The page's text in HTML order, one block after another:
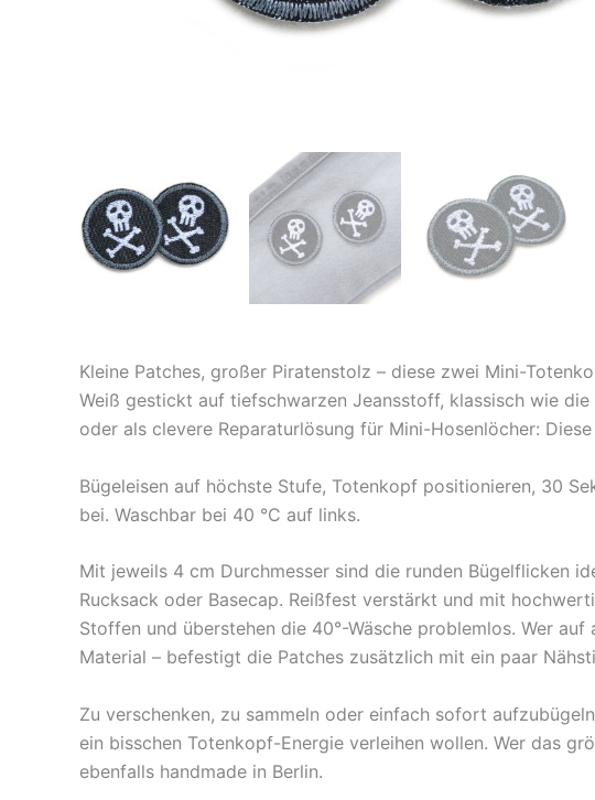
Kleine Patches, großer Piratenstolz – diese zwei Mini-
Weiß gestickt auf tiefschwarzen Jeansstoff, klassisch wie
oder als clevere Reparaturlösung für Mini-Hosenlöcher:
Bügeleisen auf höchste Stufe, Totenkopf positionieren, 30
bei. Waschbar bei 40 °C auf links.
Mit jeweils 4 cm Durchmesser sind die runden Bügelflicken
Rucksack oder Basecap. Reißfest verstärkt und mit
Stoffen und überstehen die 40°-Wäsche problemlos. Wer
Material – befestigt die Patches zusätzlich mit ein paar
Zu verschenken, zu sammeln oder einfach sofort
ein bisschen Totenkopf-Energie verleihen wollen. Wer das
ebenfalls handmade in Berlin.